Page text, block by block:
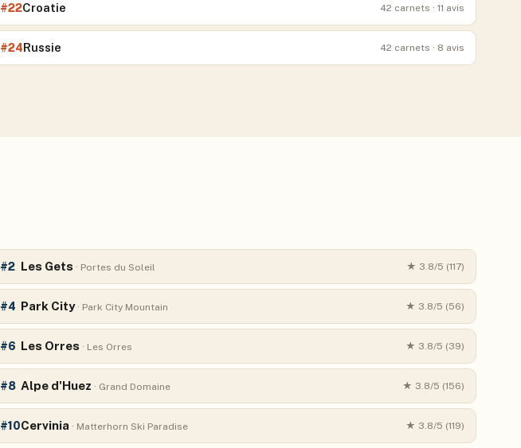
#22Croatie 42 carnets · 11 avis
#24Russie 42 carnets · 8 avis
#2 Les Gets · Portes du Soleil ★ 3.8/5 (117)
#4 Park City· Park City Mountain ★ 3.8/5 (56)
#6 Les Orres · Les Orres ★ 3.8/5 (39)
#8 Alpe d'Huez · Grand Domaine ★ 3.8/5 (156)
#10Cervinia · Matterhorn Ski Paradise ★ 3.8/5 (119)